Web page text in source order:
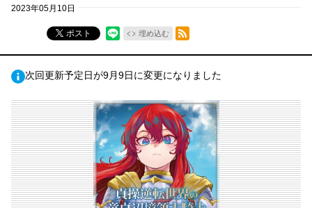
2023年05月10日
ポスト 埋め込む
RSSフィード
次回更新予定日が9月9日に変更になりました